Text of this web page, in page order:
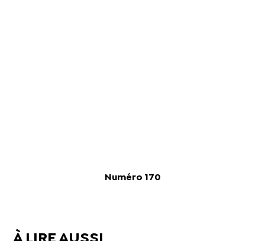
Numéro 170